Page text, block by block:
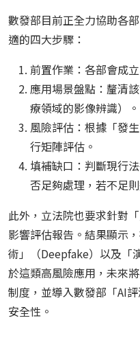
數發部目前正全力協助各
適的四大步驟：
前置作業：各部會成
應用場景盤點：釐清
療領域的影像辨識）。
風險評估：根據「發
行矩陣評估。
填補缺口：判斷現行
否足夠處理，若不足
此外，立法院也要求針對
影響評估報告。結果顯示
術」（Deepfake）以及「
於這類高風險應用，未來
制度，並導入數發部「AI
安全性。